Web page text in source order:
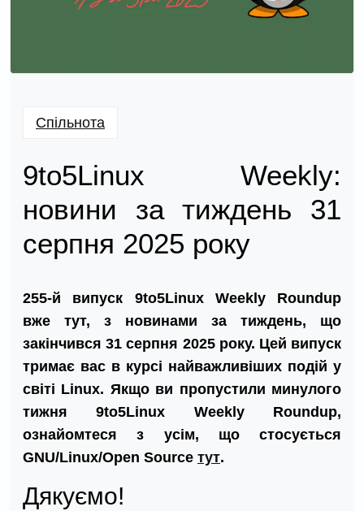
Спільнота
9to5Linux Weekly:
новини за тиждень 31
серпня 2025 року
255-й випуск 9to5Linux Weekly Roundup
вже тут, з новинами за тиждень, що
закінчився 31 серпня 2025 року. Цей випуск
тримає вас в курсі найважливіших подій у
світі Linux. Якщо ви пропустили минулого
тижня 9to5Linux Weekly Roundup,
ознайомтеся з усім, що стосується
GNU/Linux/Open Source тут.
Дякуємо!